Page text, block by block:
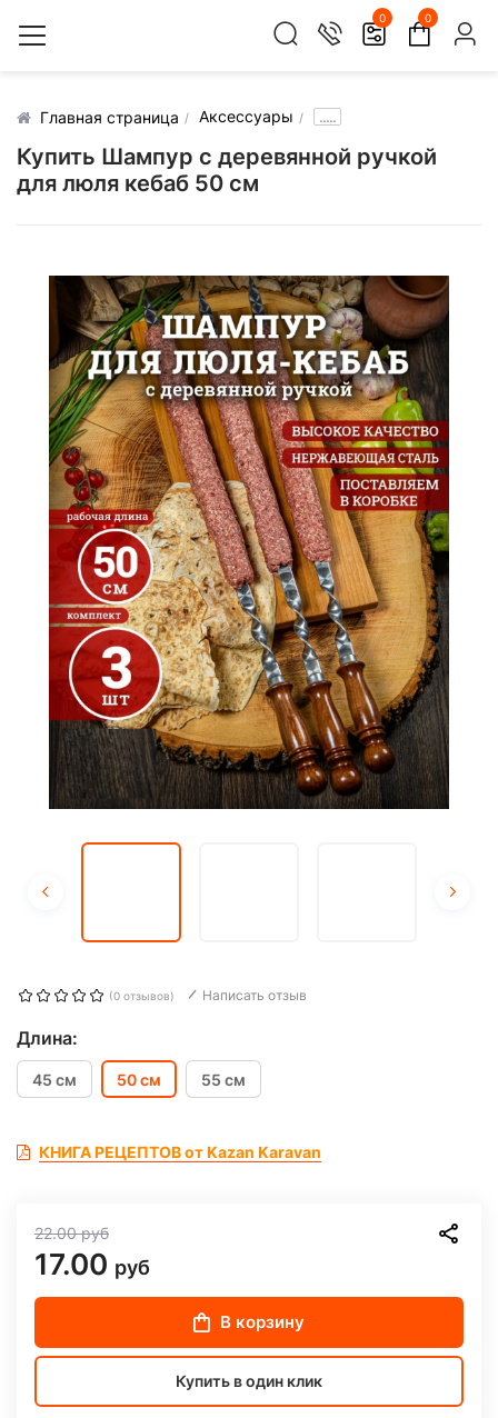
0 0
Главная страница Аксессуары .....
Купить Шампур с деревянной ручкой
для люля кебаб 50 см
(0 отзывов) Написать отзыв
Длина:
45 см 50 см 55 см
КНИГА РЕЦЕПТОВ от Kazan Karavan
22.00руб
17.00 руб
В корзину
Купить в один клик